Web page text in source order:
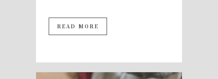
READ MORE